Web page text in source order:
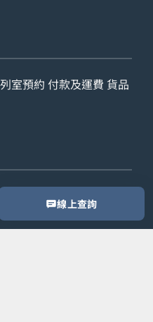
室預約 付款及運費 貨品
： 6538 6541辦公室
陳列室，或索取公司／
線上查詢